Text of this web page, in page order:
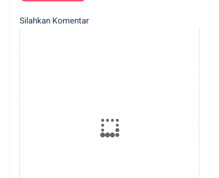
Silahkan Komentar